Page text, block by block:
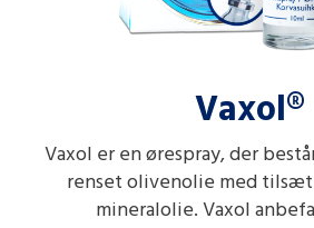
Vaxol®
Vaxol er en ørespray, der
renset olivenolie med
mineralolie. Vaxol